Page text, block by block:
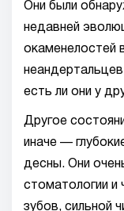
Они были
недавней
окаменелостей
есть ли они у
Другое
иначе —
десны. Они
стоматологии и
зубов, сильной